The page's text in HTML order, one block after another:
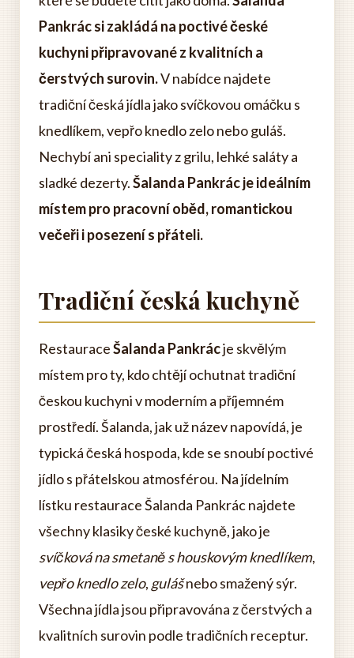
Pankrác si zakládá na poctivé české
kuchyni připravované z kvalitních a
čerstvých surovin.V nabídce najdete
tradiční česká jídla jako svíčkovou omáčku s
knedlíkem, vepřo knedlo zelo nebo guláš.
Nechybí ani speciality z grilu, lehké saláty a
sladké dezerty.Šalanda Pankrác je ideálním
místem pro pracovní oběd, romantickou
večeři i posezení s přáteli.
Tradiční česká kuchyně
RestauraceŠalanda Pankrácje skvělým
místem pro ty, kdo chtějí ochutnat tradiční
českou kuchyni v moderním a příjemném
prostředí. Šalanda, jak už název napovídá, je
typická česká hospoda, kde se snoubí poctivé
jídlo s přátelskou atmosférou. Na jídelním
lístku restaurace Šalanda Pankrác najdete
všechny klasiky české kuchyně, jako je
svíčková na smetaně s houskovým knedlíkem,
vepřo knedlo zelo, gulášnebo smažený sýr.
Všechna jídla jsou připravována z čerstvých a
kvalitních surovin podle tradičních receptur.